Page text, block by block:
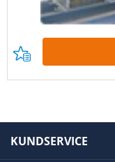
KUNDSERVICE